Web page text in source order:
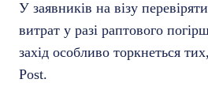
У заявників на візу
витрат у разі раптового
захід особливо торкнеться
Post.